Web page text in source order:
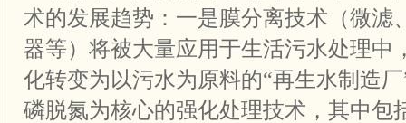
术的发展趋势：一是膜分离技术（微滤
器等）将被大量应用于生活污水处理中
化转变为以污水为原料的“再生水制造
磷脱氮为核心的强化处理技术，其中包